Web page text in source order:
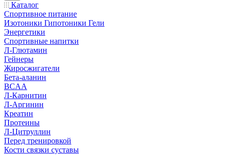
Каталог
Спортивное питание
Изотоники Гипотоники Гели
Энергетики
Спортивные напитки
Л-Глютамин
Гейнеры
Жиросжигатели
Бета-аланин
BCAA
Л-Карнитин
Л-Аргинин
Креатин
Протеины
Л-Цитруллин
Перед тренировкой
Кости связки суставы